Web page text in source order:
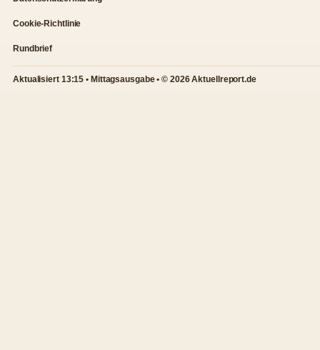
Cookie-Richtlinie
Rundbrief
Aktualisiert 13:15 • Mittagsausgabe • © 2026 Aktuellreport.de